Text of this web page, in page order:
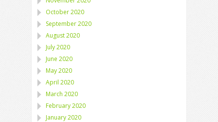
October 2020
September 2020
August 2020
July 2020
June 2020
May 2020
April 2020
March 2020
February 2020
January 2020